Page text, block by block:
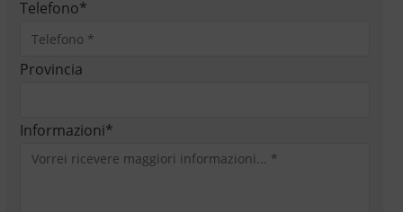
Telefono*
Provincia
Informazioni*